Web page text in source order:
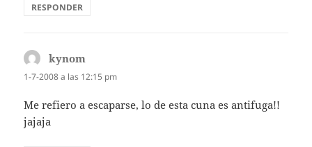
RESPONDER
kynom
1-7-2008 a las 12:15 pm
Me refiero a escaparse, lo de esta cuna es antifuga!!
jajaja